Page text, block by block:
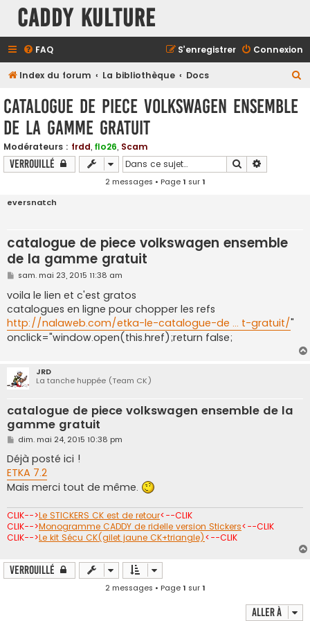
Caddy Kulture
FAQ Connexion
S’enregistrer
Index du forum La bibliothèque Docs
catalogue de piece volkswagen ensemble
de la gamme gratuit
Modérateurs : frdd, flo26, Scam
Verrouillé Rechercher
2 messages • Page1 sur1
eversnatch
catalogue de piece volkswagen ensemble
de la gamme gratuit
M
s
s
a
g
e
sam. mai 23, 2015 11:38 am
voila le lien et c'est gratos
catalogues en ligne pour chopper les refs
http://nalaweb.com/etka-le-catalogue-de ... t-gratuit/"
onclick="window.open(this.href);return false;
JRD
La tanche huppée (Team CK)
catalogue de piece volkswagen ensemble de la
gamme gratuit
M
s
s
a
g
e
dim. mai 24, 2015 10:38 pm
Déjà posté ici !
ETKA 7.2
Mais merci tout de même.
CLIK-->Le STICKERS CK est de retour<--CLIK
CLIK-->Monogramme CADDY de ridelle version Stickers<--CLIK
CLIK-->Le kit Sécu CK(gilet jaune CK+triangle)<--CLIK
Verrouillé
2 messages • Page1 sur1
Aller à